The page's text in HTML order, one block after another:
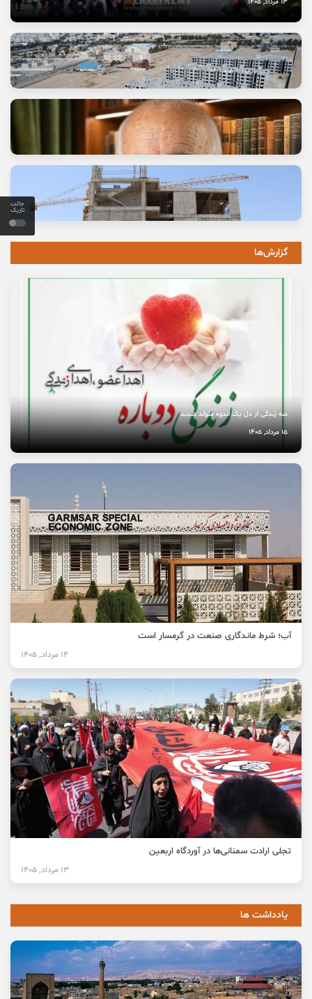
حالت
تاریک
13 مرداد, 1405
وعده خانه‌ای که برای خانواده‌ها گران تمام شد
11 مرداد, 1405
نخستین بیمارستان چشم‌پزشکی سمنان در مسیر بهره‌برداری
گزارش‌ها
سه زندگی از دل یک اندوه متولد شدند
15 مرداد, 1405
آب؛ شرط ماندگاری صنعت در گرمسار است
14 مرداد, 1405
تجلی ارادت سمنانی‌ها در آوردگاه اربعین
13 مرداد, 1405
یادداشت ها